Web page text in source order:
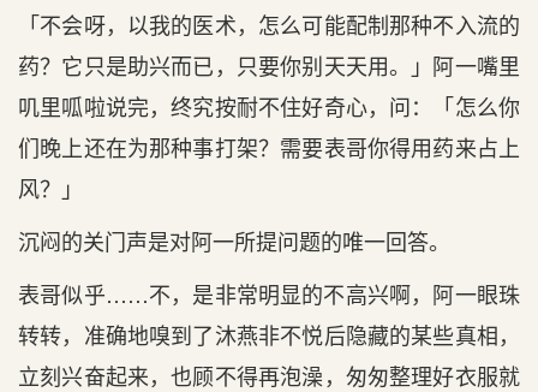
「不会呀，以我的医术，怎么可能配制那种不入流的
药？它只是助兴而已，只要你别天天用。」阿一嘴里
叽里呱啦说完，终究按耐不住好奇心，问：「怎么你
们晚上还在为那种事打架？需要表哥你得用药来占上
风？」
沉闷的关门声是对阿一所提问题的唯一回答。
表哥似乎……不，是非常明显的不高兴啊，阿一眼珠
转转，准确地嗅到了沐燕非不悦后隐藏的某些真相，
立刻兴奋起来，也顾不得再泡澡，匆匆整理好衣服就